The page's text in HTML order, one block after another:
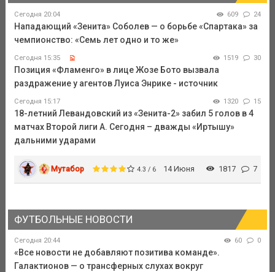
Сегодня 20:04 609 24
Нападающий «Зенита» Соболев — о борьбе «Спартака» за
чемпионство: «Семь лет одно и то же»
Сегодня 15:35 1519 30
Позиция «Фламенго» в лице Жозе Бото вызвала
раздражение у агентов Луиса Энрике - источник
Сегодня 15:17 1320 15
18-летний Левандовский из «Зенита-2» забил 5 голов в 4
матчах Второй лиги А. Сегодня – дважды «Иртышу»
дальними ударами
Мутабор 4.3 / 6 14 Июня 1817 7
ФУТБОЛЬНЫЕ НОВОСТИ
Сегодня 20:44 60 0
«Все новости не добавляют позитива команде».
Галактионов — о трансферных слухах вокруг